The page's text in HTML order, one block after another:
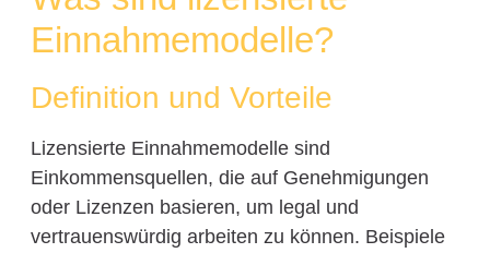
Einnahmemodelle?
Definition und Vorteile
Lizensierte Einnahmemodelle sind
Einkommensquellen, die auf Genehmigungen
oder Lizenzen basieren, um legal und
vertrauenswürdig arbeiten zu können. Beispiele